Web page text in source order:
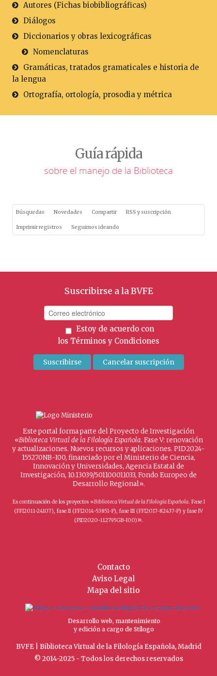
Autores (Fichas biobibliográficas)
Diálogos
Diccionarios y obras lexicográficas
Nomenclaturas
Gramáticas, tratados gramaticales e historia de
la lengua
Ortografía, ortología, prosodia y métrica
Guía rápida
sobre el manejo de la Biblioteca
Búsquedas Novedades Compartir RSS y suscripción
Imprimir registros Seguimos ideando
Suscribirse a la BVFE
Estoy de acuerdo con
los Términos y Condiciones
Este portal forma parte del Proyecto de Investigación
«Biblioteca Virtual de la Filología Española. Fase V: renovación
y actualizaciones. Nuevos recursos y aplicaciones. PID2024-
155270NB-I00, financiado por el Ministerio de Ciencia,
Innovación y Universidades, Agencia Estatal de
Investigación, 10.13039/501100011033, Fondo Europeo de
Desarrollo Regional».
Es continuación de los proyectos «Biblioteca Virtual de la Filología Española. Fase I
(FFI2011-24107), fase II (FFI2014-53851-P), fase III (FFI2017-82437-P) y fase IV
(PID2020-112795GB-I00)».
Contacto
Aviso Legal
Mapa del sitio
Desarrollo web, mantenimiento
y edición a cargo de Stílogo
BVFE | Biblioteca Virtual de la Filología Española, Madrid
© 2014-2025 - Todos los derechos reservados